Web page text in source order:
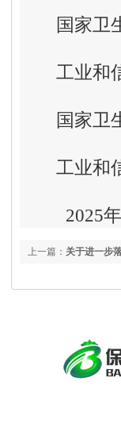
国家卫生
工业和信
国家卫生
工业和信
2025年6
上一篇： 关于进一步